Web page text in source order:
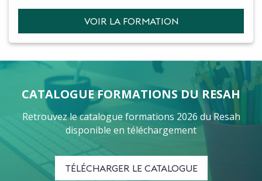
VOIR LA FORMATION
CATALOGUE FORMATIONS DU RESAH
Retrouvez le catalogue formations 2026 du Resah
disponible en téléchargement
TÉLÉCHARGER LE CATALOGUE